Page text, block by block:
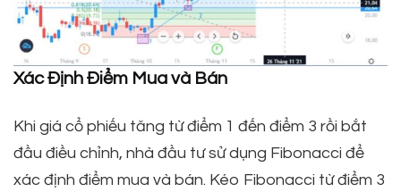
Xác Định Điểm Mua và Bán
Khi giá cổ phiếu tăng từ điểm 1 đến điểm 3 rồi bắt
đầu điều chỉnh, nhà đầu tư sử dụng Fibonacci để
xác định điểm mua và bán. Kéo Fibonacci từ điểm 3